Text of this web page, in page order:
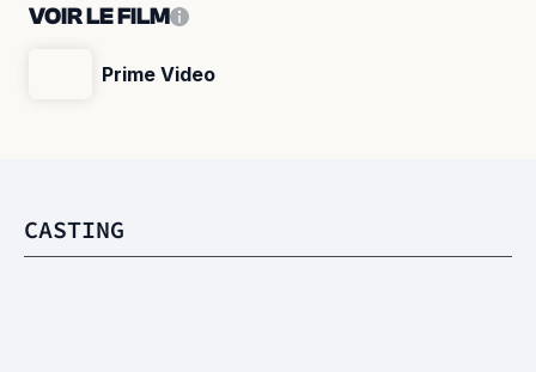
VOIR LE FILM
Prime Video
CASTING